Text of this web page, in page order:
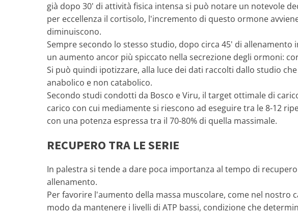
già dopo 30' di attività fisica intensa si può notare un notevole
per eccellenza il cortisolo, l'incremento di questo ormone
diminuiscono.
Sempre secondo lo stesso studio, dopo circa 45' di
un aumento ancor più spiccato nella secrezione degli ormoni:
Si può quindi ipotizzare, alla luce dei dati raccolti dallo studio
anabolico e non catabolico.
Secondo studi condotti da Bosco e Viru, il target ottimale di
carico con cui mediamente si riescono ad eseguire tra le 8-12
con una potenza espressa tra il 70-80% di quella massimale.
RECUPERO TRA LE SERIE
In palestra si tende a dare poca importanza al tempo di
allenamento.
Per favorire l'aumento della massa muscolare, come nel nostro
modo da mantenere i livelli di ATP bassi, condizione che